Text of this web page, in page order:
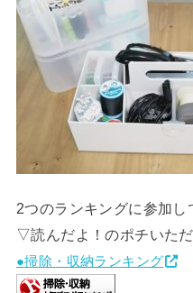
2つのランキングに参加し
▽読んだよ！のポチいた
●掃除・収納ランキング